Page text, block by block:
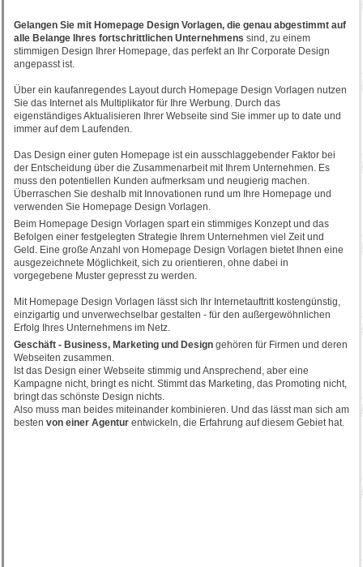
Gelangen Sie mit Homepage Design Vorlagen, die genau abgestimmt auf
alle Belange Ihres fortschrittlichen Unternehmens sind, zu einem
stimmigen Design Ihrer Homepage, das perfekt an Ihr Corporate Design
angepasst ist.
Über ein kaufanregendes Layout durch Homepage Design Vorlagen nutzen
Sie das Internet als Multiplikator für Ihre Werbung. Durch das
eigenständiges Aktualisieren Ihrer Webseite sind Sie immer up to date und
immer auf dem Laufenden.
Das Design einer guten Homepage ist ein ausschlaggebender Faktor bei
der Entscheidung über die Zusammenarbeit mit Ihrem Unternehmen. Es
muss den potentiellen Kunden aufmerksam und neugierig machen.
Überraschen Sie deshalb mit Innovationen rund um Ihre Homepage und
verwenden Sie Homepage Design Vorlagen.
Beim Homepage Design Vorlagen spart ein stimmiges Konzept und das
Befolgen einer festgelegten Strategie Ihrem Unternehmen viel Zeit und
Geld. Eine große Anzahl von Homepage Design Vorlagen bietet Ihnen eine
ausgezeichnete Möglichkeit, sich zu orientieren, ohne dabei in
vorgegebene Muster gepresst zu werden.
Mit Homepage Design Vorlagen lässt sich Ihr Internetauftritt kostengünstig,
einzigartig und unverwechselbar gestalten - für den außergewöhnlichen
Erfolg Ihres Unternehmens im Netz.
Geschäft - Business, Marketing und Design gehören für Firmen und deren
Webseiten zusammen.
Ist das Design einer Webseite stimmig und Ansprechend, aber eine
Kampagne nicht, bringt es nicht. Stimmt das Marketing, das Promoting nicht,
bringt das schönste Design nichts.
Also muss man beides miteinander kombinieren. Und das lässt man sich am
besten von einer Agentur entwickeln, die Erfahrung auf diesem Gebiet hat.